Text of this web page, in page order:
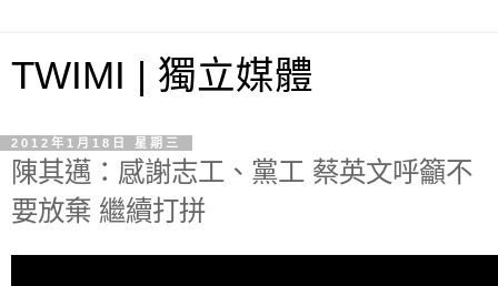
TWIMI | 獨立媒體
2012年1月18日 星期三
陳其邁：感謝志工、黨工 蔡英文呼籲不
要放棄 繼續打拼